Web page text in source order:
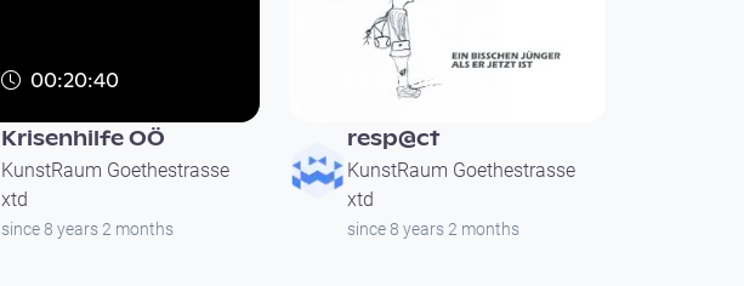
00:20:40
Krisenhilfe OÖ
KunstRaum Goethestrasse
xtd
since 8 years 2 months
00:08:20
resp@ct
KunstRaum Goethestrasse
xtd
since 8 years 2 months